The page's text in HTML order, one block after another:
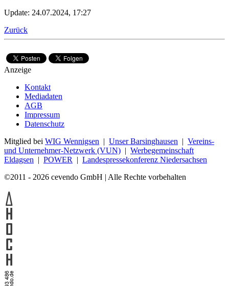
Update: 24.07.2024, 17:27
Zurück
Anzeige
Kontakt
Mediadaten
AGB
Impressum
Datenschutz
Mitglied bei WIG Wennigsen | Unser Barsinghausen | Vereins-
und Unternehmer-Netzwerk (VUN) | Werbegemeinschaft
Eldagsen | POWER | Landespressekonferenz Niedersachsen
©2011 - 2026 cevendo GmbH | Alle Rechte vorbehalten